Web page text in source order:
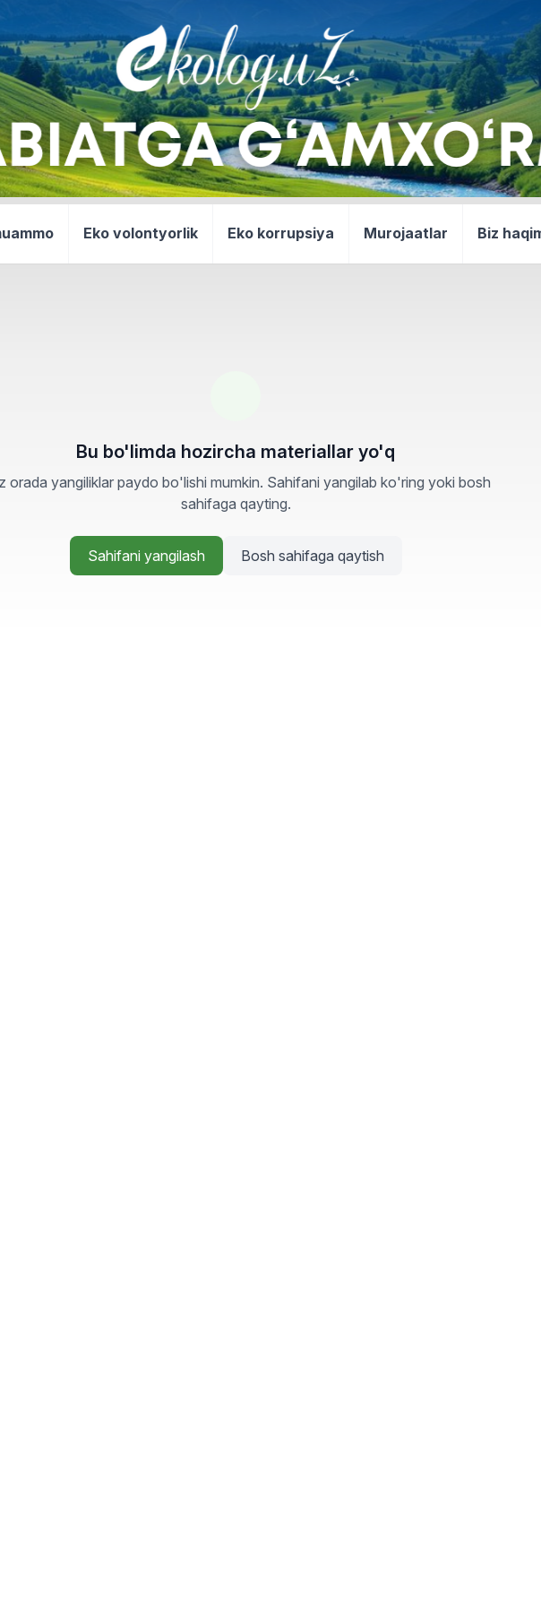
Eko volontyorlik Eko korrupsiya Murojaatlar Biz
Bu bo'limda hozircha materiallar yo'q
orada yangiliklar paydo bo'lishi mumkin. Sahifani yangilab ko'ring yoki bosh
sahifaga qayting.
Sahifani yangilash Bosh sahifaga qaytish